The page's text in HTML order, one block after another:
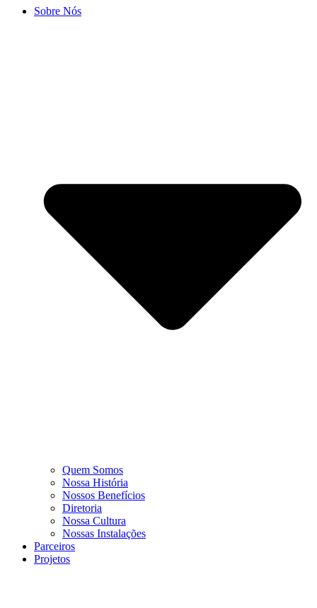
Sobre Nós
Quem Somos
Nossa História
Nossos Benefícios
Diretoria
Nossa Cultura
Nossas Instalações
Parceiros
Projetos